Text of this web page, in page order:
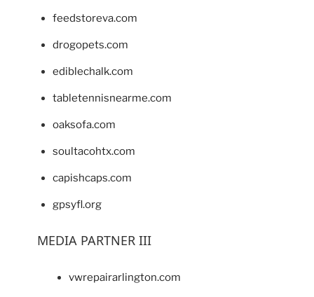
feedstoreva.com
drogopets.com
ediblechalk.com
tabletennisnearme.com
oaksofa.com
soultacohtx.com
capishcaps.com
gpsyfl.org
MEDIA PARTNER III
vwrepairarlington.com